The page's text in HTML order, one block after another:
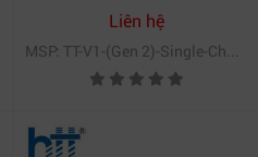
(Gen 2) kênh đơn
Liên hệ
MSP: TT-V1-(Gen 2)-Single-Channel